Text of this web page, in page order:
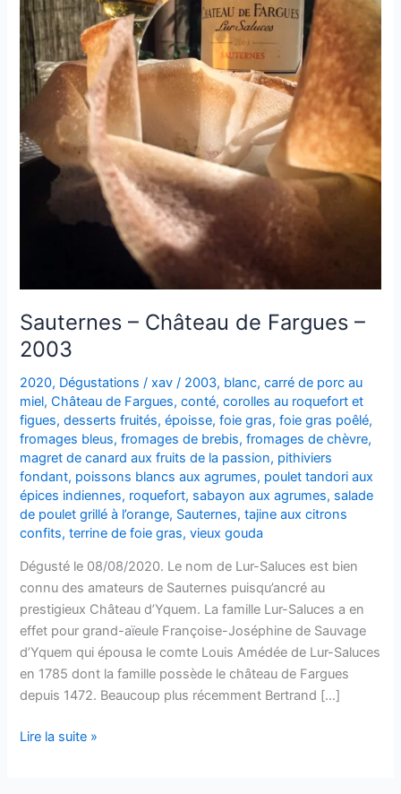
Sauternes – Château de Fargues –
2003
2020, Dégustations /xav/ 2003, blanc,carré de porc au
miel,Château de Fargues,conté,corolles au roquefort et
figues,desserts fruités,époisse,foie gras,foie gras poêlé,
fromages bleus,fromages de brebis,fromages de chèvre,
magret de canard aux fruits de la passion, pithiviers
fondant, poissons blancs aux agrumes, poulet tandori aux
épices indiennes, roquefort, sabayon aux agrumes, salade
de poulet grillé à l’orange, Sauternes,tajine aux citrons
confits,terrine de foie gras,vieux gouda
Dégusté le 08/08/2020. Le nom de Lur-Saluces est bien
connu des amateurs de Sauternes puisqu’ancré au
prestigieux Château d’Yquem. La famille Lur-Saluces a en
effet pour grand-aïeule Françoise-Joséphine de Sauvage
d’Yquem qui épousa le comte Louis Amédée de Lur-Saluces
en 1785 dont la famille possède le château de Fargues
depuis 1472. Beaucoup plus récemment Bertrand […]
Sauternes
Lire la suite »